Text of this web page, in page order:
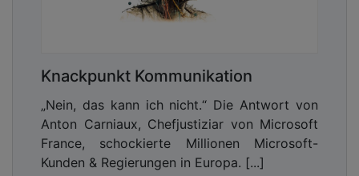
Knackpunkt Kommunikation
„Nein, das kann ich nicht.“ Die Antwort von
Anton Carniaux, Chefjustiziar von Microsoft
France, schockierte Millionen Microsoft-
Kunden & Regierungen in Europa. [...]